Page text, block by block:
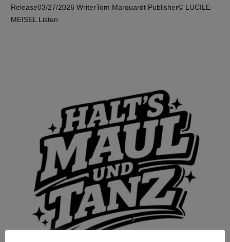
Release03/27/2026 WriterTom Marquardt Publisher© LUCILE-
MEISEL Listen